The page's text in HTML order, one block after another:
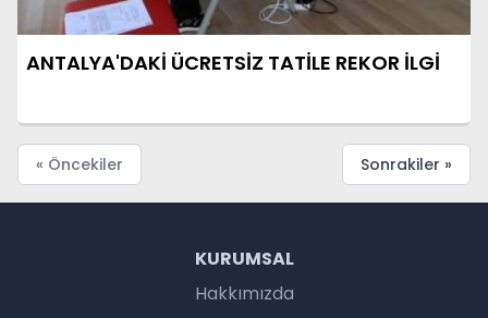
ANTALYA'DAKİ ÜCRETSİZ TATİLE REKOR İLGİ
« Öncekiler Sonrakiler »
KURUMSAL
Hakkımızda